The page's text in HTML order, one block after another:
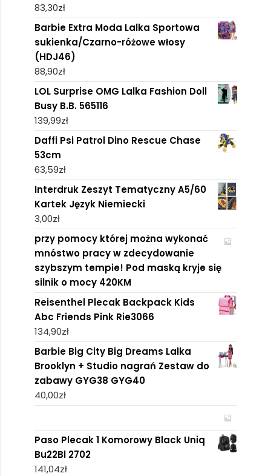
83,30zł
Barbie Extra Moda Lalka Sportowa
sukienka/Czarno-różowe włosy
(HDJ46)
88,90zł
LOL Surprise OMG Lalka Fashion Doll
Busy B.B. 565116
139,99zł
Daffi Psi Patrol Dino Rescue Chase
53cm
63,59zł
Interdruk Zeszyt Tematyczny A5/60
Kartek Język Niemiecki
3,00zł
przy pomocy której można wykonać
mnóstwo pracy w zdecydowanie
szybszym tempie! Pod maską kryje się
silnik o mocy 420KM
Reisenthel Plecak Backpack Kids
Abc Friends Pink Rie3066
134,90zł
Barbie Big City Big Dreams Lalka
Brooklyn + Studio nagrań Zestaw do
zabawy GYG38 GYG40
40,00zł
Paso Plecak 1 Komorowy Black Uniq
Bu22Bl 2702
141,04zł